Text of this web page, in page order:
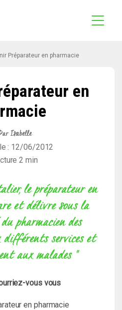
Préparateur en pharmacie
en
Isabelle
: 12/06/2012
2 min
le préparateur en
et délivre sous la
pharmacien des
services et
aux malades "
vous vous
en pharmacie